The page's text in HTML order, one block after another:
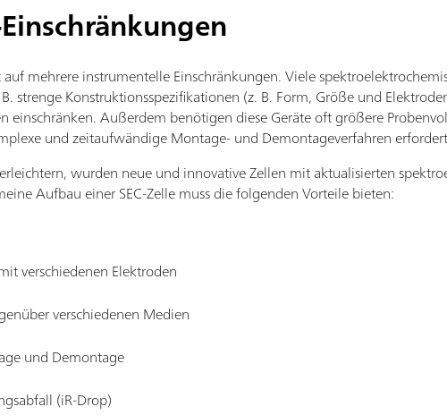
mehrere instrumentelle Einschränkungen. Viele
strenge Konstruktionsspezifikationen (z. B. Form, Größe und
Außerdem benötigen diese Geräte oft größere
und zeitaufwändige Montage- und Demontageverfahren
wurden neue und innovative Zellen mit aktualisierten
Aufbau einer SEC-Zelle muss die folgenden Vorteile bieten:
verschiedenen Elektroden
verschiedenen Medien
und Demontage
(iR-Drop)